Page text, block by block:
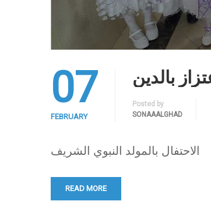
07
FEBRUARY
Posted by
SONAAALGHAD
الاحتفال بالمولد النبوي الشريف
READ MORE